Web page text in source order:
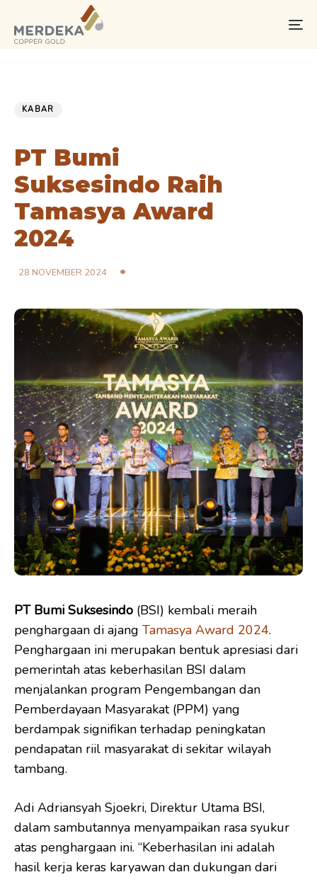
links
primary
KABAR
PT Bumi
Suksesindo Raih
Tamasya Award
2024
28 NOVEMBER 2024
PT Bumi Suksesindo (BSI) kembali meraih
penghargaan di ajang Tamasya Award 2024.
Penghargaan ini merupakan bentuk apresiasi dari
pemerintah atas keberhasilan BSI dalam
menjalankan program Pengembangan dan
Pemberdayaan Masyarakat (PPM) yang
berdampak signifikan terhadap peningkatan
pendapatan riil masyarakat di sekitar wilayah
tambang.
Adi Adriansyah Sjoekri, Direktur Utama BSI,
dalam sambutannya menyampaikan rasa syukur
atas penghargaan ini. “Keberhasilan ini adalah
hasil kerja keras karyawan dan dukungan dari